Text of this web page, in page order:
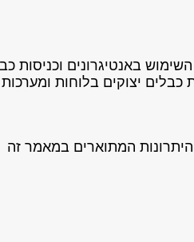
באנטיגרונים וכניסות
כבלים יצוקים בלוחות ומערכות
המתוארים במאמר זה